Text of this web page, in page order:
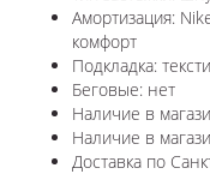
Амортизация:
комфорт
Подкладка:
Беговые: нет
Наличие в
Наличие в
Доставка по